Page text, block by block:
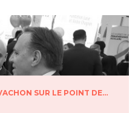
SUR LE POINT DE…